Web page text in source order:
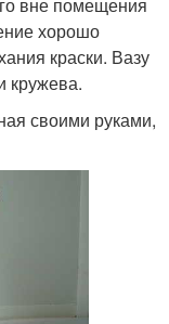
хорошо
краски. Вазу
кружева.
своими руками,